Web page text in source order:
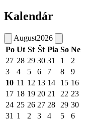
Kalendár
August2026
Po Ut St Št Pia So Ne
27 28 29 30 31 1
2
3
4 5 6 7 8
9
10 11 12 13 14 15 16
17 18 19 20 21 22 23
24 25 26 27 28 29 30
31 1 2 3 4 5 6